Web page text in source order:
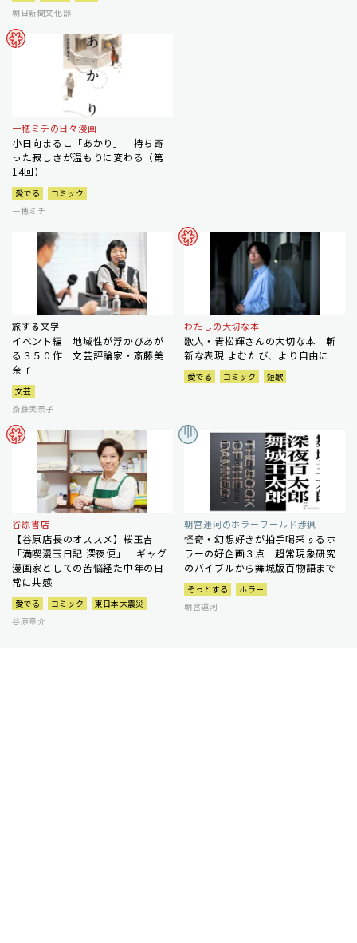
朝日新聞文化部
一穂ミチの日々漫画
小日向まるこ「あかり」 持ち寄
った寂しさが温もりに変わる（第
14回）
愛でる
コミック
一穂ミチ
旅する文学
イベント編 地域性が浮かびあが
る３５０作 文芸評論家・斎藤美
奈子
文芸
斎藤美奈子
わたしの大切な本
歌人・青松輝さんの大切な本 斬
新な表現 よむたび、より自由に
愛でる コミック 短歌
谷原書店
【谷原店長のオススメ】桜玉吉
「満喫漫玉日記 深夜便」 ギャグ
漫画家としての苦悩経た中年の日
常に共感
愛でる コミック
東日本大震災
谷原章介
朝宮運河のホラーワールド渉猟
怪奇・幻想好きが拍手喝采するホ
ラーの好企画３点 超常現象研究
のバイブルから舞城版百物語まで
ぞっとする
ホラー
朝宮運河